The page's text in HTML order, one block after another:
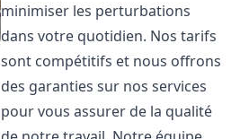
minimiser les perturbations
dans votre quotidien. Nos tarifs
sont compétitifs et nous offrons
des garanties sur nos services
pour vous assurer de la qualité